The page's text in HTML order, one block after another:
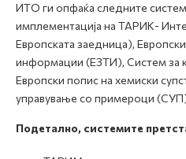
ИТО ги опфаќа следните
имплементација на ТАРИК-
Европската заедница),
информации (ЕЗТИ), Систем за
Европски попис на хемиски
управување со примероци
Подетално, системите